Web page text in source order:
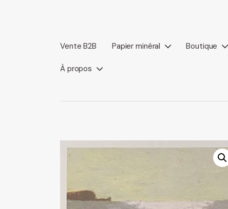
Vente B2B Papier minéral Boutique
À propos